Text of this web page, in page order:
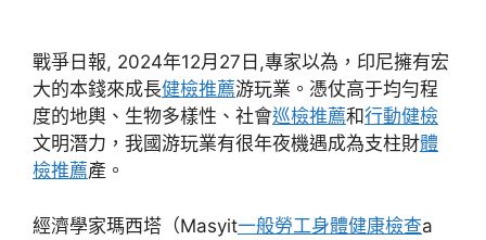
戰爭日報, 2024年12月27日,專家以為，印尼擁有宏
大的本錢來成長健檢推薦游玩業。憑仗高于均勻程
度的地輿、生物多樣性、社會巡檢推薦和行動健檢
文明潛力，我國游玩業有很年夜機遇成為支柱財體
檢推薦產。
經濟學家瑪西塔（Masyit一般勞工身體健康檢查a